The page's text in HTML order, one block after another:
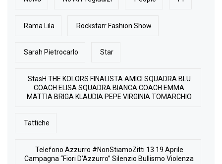
Rama Lila Rockstarr Fashion Show
Sarah Pietrocarlo Star
StasH THE KOLORS FINALISTA AMICI SQUADRA BLU
COACH ELISA SQUADRA BIANCA COACH EMMA
MATTIA BRIGA KLAUDIA PEPE VIRGINIA TOMARCHIO
Tattiche
Telefono Azzurro #NonStiamoZitti 13 19 Aprile
Campagna “Fiori D’Azzurro” Silenzio Bullismo Violenza